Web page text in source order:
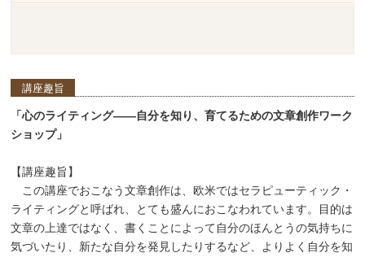
講座趣旨
「心のライティング――自分を知り、育てるための文章創作ワーク
ショップ」
【講座趣旨】
この講座でおこなう文章創作は、欧米ではセラピューティック・
ライティングと呼ばれ、とても盛んにおこなわれています。目的は
文章の上達ではなく、書くことによって自分のほんとうの気持ちに
気づいたり、新たな自分を発見したりするなど、よりよく自分を知